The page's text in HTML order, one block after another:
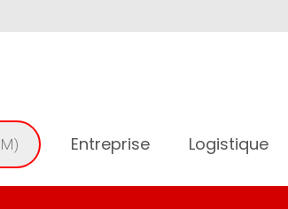
Entreprise Logistique